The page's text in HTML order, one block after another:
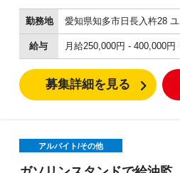
一緒に追いかけるところから
す。 ユニーオイルでの店長業
るようになったら、 店長とし
お任せします。 まずは店舗の目標を達成するために、
取り組みと目標を設定して、達成
をウリにするといいのか スタ
ちろん、会社としてサポート
ありますがノルマはなし。 例
勤務地
給与
募集詳細を見る
アルバイト/その他